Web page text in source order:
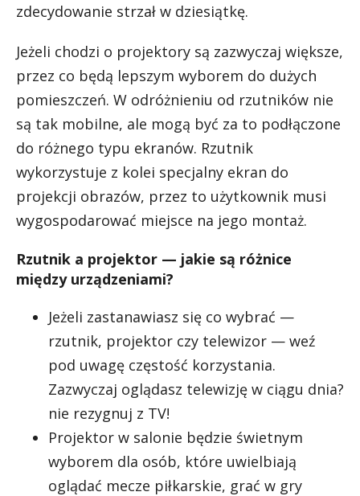
zdecydowanie strzał w dziesiątkę.
Jeżeli chodzi o projektory są zazwyczaj większe,
przez co będą lepszym wyborem do dużych
pomieszczeń. W odróżnieniu od rzutników nie
są tak mobilne, ale mogą być za to podłączone
do różnego typu ekranów. Rzutnik
wykorzystuje z kolei specjalny ekran do
projekcji obrazów, przez to użytkownik musi
wygospodarować miejsce na jego montaż.
Rzutnik a projektor — jakie są różnice
między urządzeniami?
Jeżeli zastanawiasz się co wybrać —
rzutnik, projektor czy telewizor — weź
pod uwagę częstość korzystania.
Zazwyczaj oglądasz telewizję w ciągu dnia?
nie rezygnuj z TV!
Projektor w salonie będzie świetnym
wyborem dla osób, które uwielbiają
oglądać mecze piłkarskie, grać w gry